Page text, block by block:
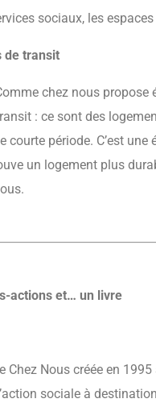
sociaux, les
de transit
chez nous propose
: ce sont des
courte période. C’est une
un logement plus
actions et… un livre
Chez Nous créée en
sociale à